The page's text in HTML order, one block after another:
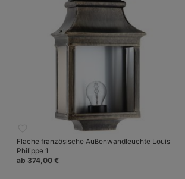
Flache französische Außenwandleuchte Louis
Philippe 1
ab 374,00 €